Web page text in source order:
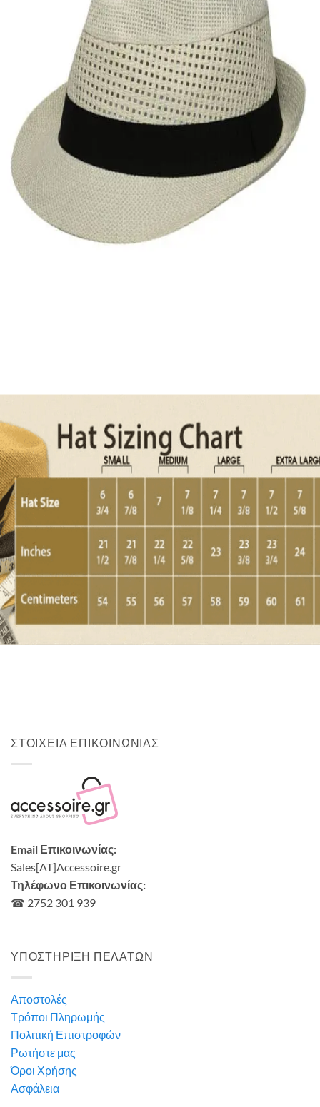
Quick View
Εξαντλημένο
ΑΝΔΡΙΚΑ
Τρυπητό καβουράκι Stamion
Εξαντλημένο
ΑΝΔΡΙΚΑ
ΣΤΟΙΧΕΙΑ ΕΠΙΚΟΙΝΩΝΙΑΣ
Email Επικοινωνίας:
Sales[AT]Accessoire.gr
Τηλέφωνο Επικοινωνίας:
☎ 2752 301 939
ΥΠΟΣΤΗΡΙΞΗ ΠΕΛΑΤΩΝ
Αποστολές
Τρόποι Πληρωμής
Πολιτική Επιστροφών
Ρωτήστε μας
Όροι Χρήσης
Ασφάλεια